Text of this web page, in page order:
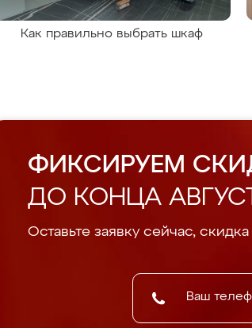
Как правильно выбрать шкаф
ФИКСИРУЕМ
ДО КОНЦА
Оставьте заявку сейчас,